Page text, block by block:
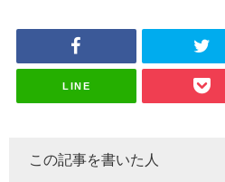
ざわつかせ
「ラヴィッ
スタジオ出
ざわつかせ
LINE
この記事を書いた人